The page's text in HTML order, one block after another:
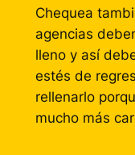
Chequea
agencias
lleno y así
estés de
rellenarlo
mucho más